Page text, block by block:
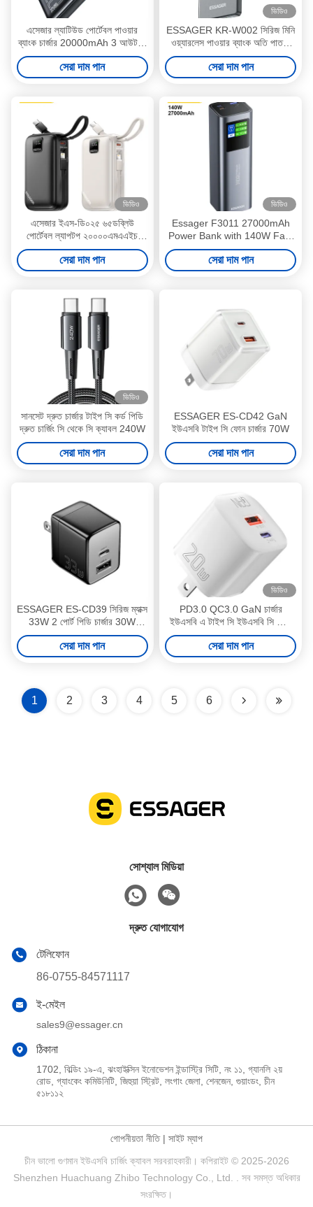
এসেজার ল্যাটিউড পোর্টেবল পাওয়ার
ব্যাংক চার্জার 20000mAh 3 আউটপুট
2 ইনপুট
সেরা দাম পান
ভিডিও
ESSAGER KR-W002 সিরিজ মিনি
ওয়্যারলেস পাওয়ার ব্যাংক অতি পাতলা
5000mah
সেরা দাম পান
ভিডিও
এসেজার ইএস-ডি০২৫ ৬৫ডব্লিউ
পোর্টেবল ল্যাপটপ ২০০০০এমএএইচ
পাওয়ার ব্যাংক উইথ টাইপ সি এবং
লাইটনিং কেবল
সেরা দাম পান
ভিডিও
Essager F3011 27000mAh
Power Bank with 140W Fast
Charging and LED Digital
Display Portable Charger
সেরা দাম পান
ভিডিও
সানসেট দ্রুত চার্জার টাইপ সি কর্ড পিডি
দ্রুত চার্জিং সি থেকে সি ক্যাবল 240W
সেরা দাম পান
ESSAGER ES-CD42 GaN
ইউএসবি টাইপ সি ফোন চার্জার 70W
সেরা দাম পান
ESSAGER ES-CD39 সিরিজ ম্যাক্স
33W 2 পোর্ট পিডি চার্জার 30W
ইউএসবি সি পাওয়ার অ্যাডাপ্টার
সেরা দাম পান
ভিডিও
PD3.0 QC3.0 GaN চার্জার
ইউএসবি এ টাইপ সি ইউএসবি সি ফোন
চার্জার 20W ES-CD31 সিরিজ
সেরা দাম পান
1 2 3 4 5 6
সোশ্যাল মিডিয়া
দ্রুত যোগাযোগ
টেলিফোন
86-0755-84571117
ই-মেইল
sales9@essager.cn
ঠিকানা
1702, বিল্ডিং ১৯-এ, ঝংহাইক্সিন ইনোভেশন ইন্ডাস্ট্রি সিটি, নং ১১, গ্যানলি ২য়
রোড, গ্যাংকেং কমিউনিটি, জিহুয়া স্ট্রিট, লংগাং জেলা, শেনজেন, গুয়াংডং, চীন
৫১৮১১২
গোপনীয়তা নীতি| সাইট ম্যাপ
চীন ভালো গুণমান ইউএসবি চার্জিং ক্যাবল সরবরাহকারী। কপিরাইট © 2025-2026
Shenzhen Huachuang Zhibo Technology Co., Ltd. . সব সমস্ত অধিকার
সংরক্ষিত।